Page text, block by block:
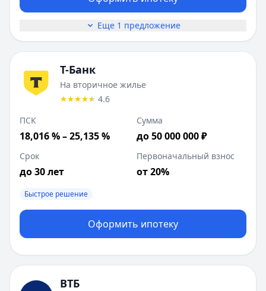
Еще 1 предложение
Т-Банк
На вторичное жилье
4.6
ПСК
18,016 % – 25,135 %
Сумма
до 50 000 000 ₽
Срок
до 30 лет
Первоначальный взнос
от 20%
Быстрое решение
Оформить ипотеку
ВТБ